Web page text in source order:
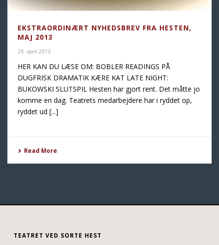
EKSTRAORDINÆRT NYHEDSBREV FRA HESTEN,
MAJ 2013
29. april 2013
HER KAN DU LÆSE OM: BOBLER READINGS PÅ
DUGFRISK DRAMATIK KÆRE KAT LATE NIGHT:
BUKOWSKI SLUTSPIL Hesten har gjort rent. Det måtte jo
komme en dag. Teatrets medarbejdere har i ryddet op,
ryddet ud [...]
Read More
TEATRET VED SORTE HEST